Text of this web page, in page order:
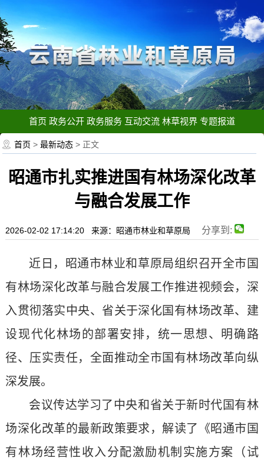
首页 政务公开 政务服务 互动交流 林草视界 专题报道
首页 >最新动态 > 正文
昭通市扎实推进国有林场深化改革
与融合发展工作
2026-02-02 17:14:20 来源：昭通市林业和草原局 分享到:
近日，昭通市林业和草原局组织召开全市国
有林场深化改革与融合发展工作推进视频会，深
入贯彻落实中央、省关于深化国有林场改革、建
设现代化林场的部署安排，统一思想、明确路
径、压实责任，全面推动全市国有林场改革向纵
深发展。
会议传达学习了中央和省关于新时代国有林
场深化改革的最新政策要求，解读了《昭通市国
有林场经营性收入分配激励机制实施方案（试